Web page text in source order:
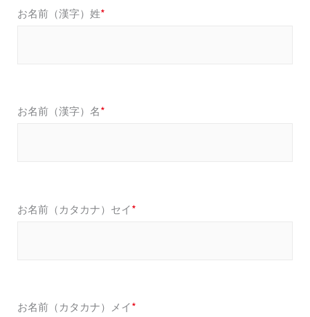
お名前（漢字）姓*
お名前（漢字）名*
お名前（カタカナ）セイ*
お名前（カタカナ）メイ*